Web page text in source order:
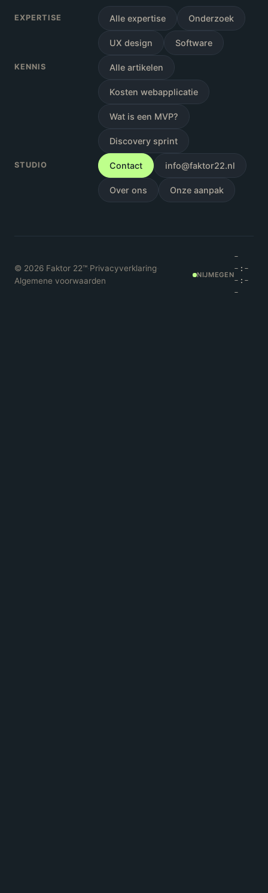
EXPERTISE Alle expertise Onderzoek
UX design Software
KENNIS Alle artikelen
Kosten webapplicatie
Wat is een MVP?
Discovery sprint
STUDIO Contact info@faktor22.nl
Over ons Onze aanpak
© 2026 Faktor 22™ Privacyverklaring
Algemene voorwaarden
NIJMEGEN
-
-:-
-:-
-